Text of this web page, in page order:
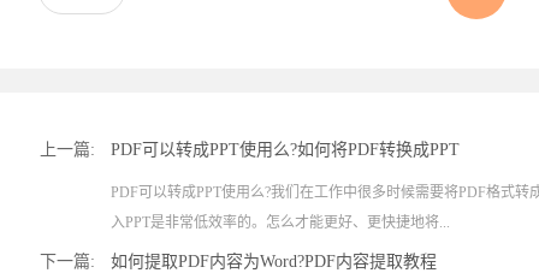
上一篇: PDF可以转成PPT使用么?如何将PDF转换成PPT
PDF可以转成PPT使用么?我们在工作中很多时候需要将PDF格式转
入PPT是非常低效率的。怎么才能更好、更快捷地将...
下一篇: 如何提取PDF内容为Word?PDF内容提取教程